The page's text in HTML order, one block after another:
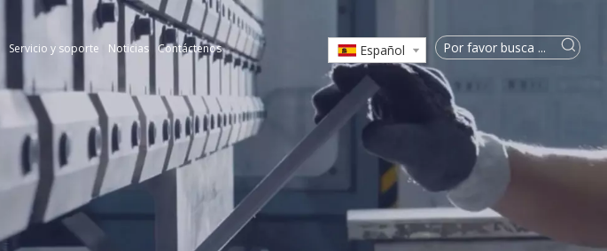
Servicio y soporte Noticias Contáctenos Español